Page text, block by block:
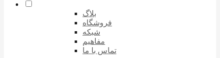
بلاگ
فروشگاه
شبکه
مفاهیم
تماس با ما